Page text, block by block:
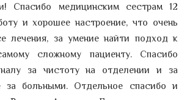
Спасибо медицинским сестрам 12
и хорошее настроение, что очень
лечения, за умение найти подход к
сложному пациенту. Спасибо
за чистоту на отделении и за
больными. Отдельное спасибо и